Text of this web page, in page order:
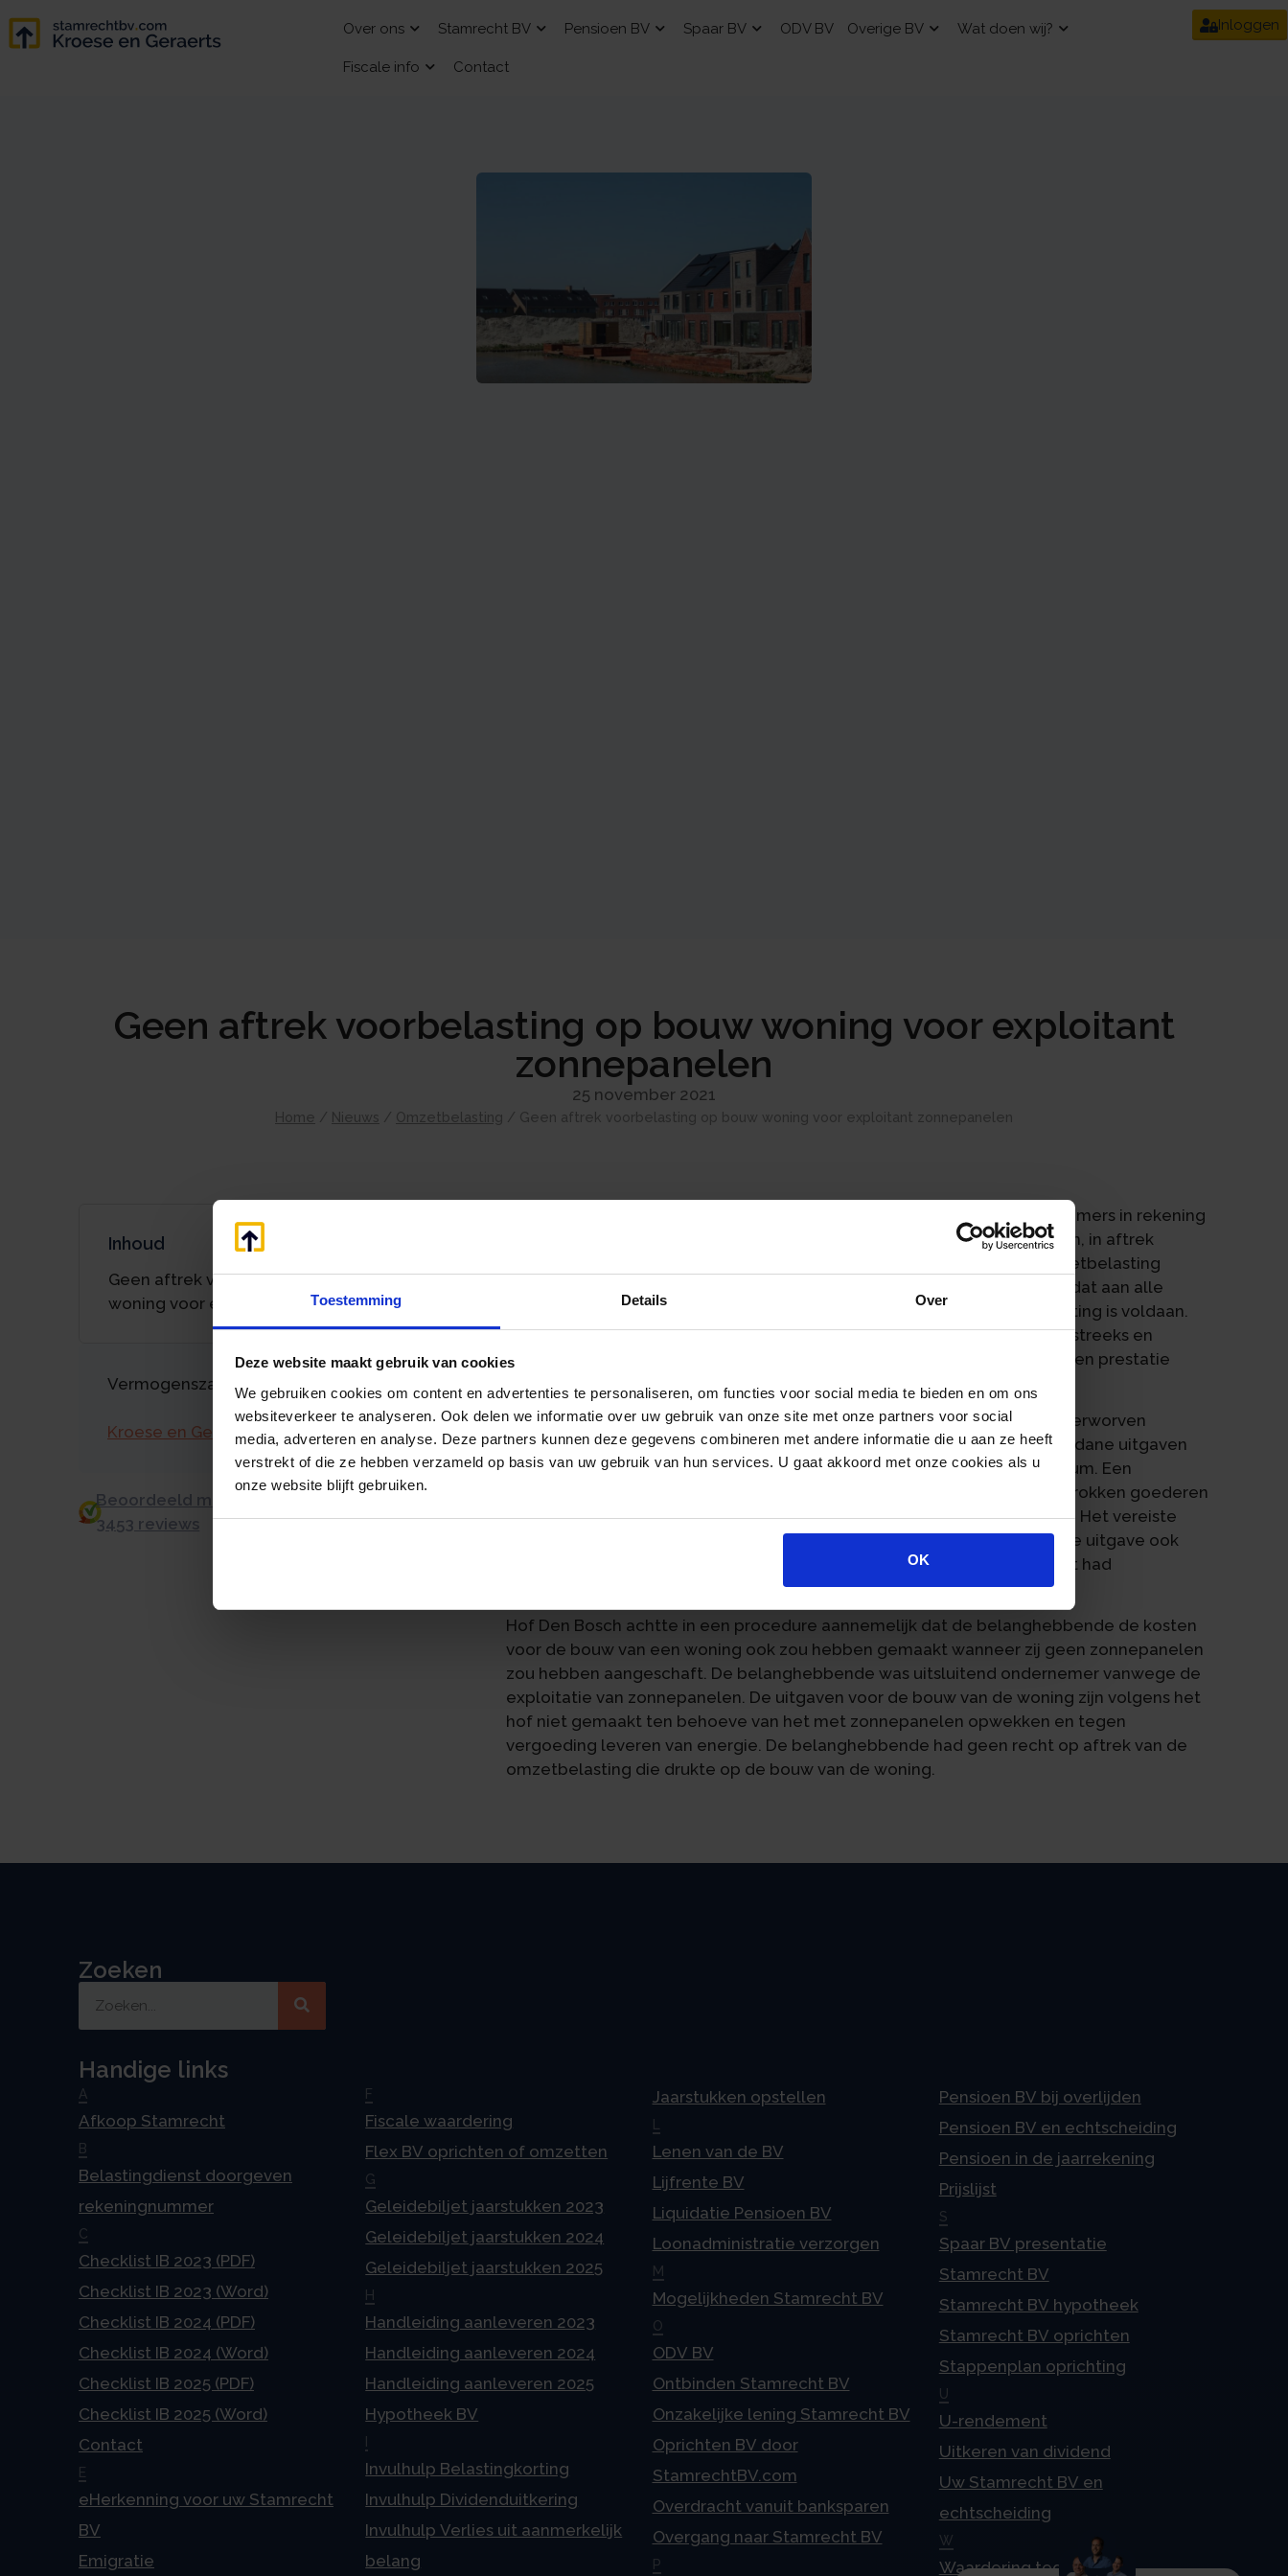
Toestemming Details Over
Deze website maakt gebruik van cookies
We gebruiken cookies om content en advertenties te personaliseren, om functies voor social media te bieden en om ons
websiteverkeer te analyseren. Ook delen we informatie over uw gebruik van onze site met onze partners voor social
media, adverteren en analyse. Deze partners kunnen deze gegevens combineren met andere informatie die u aan ze heeft
verstrekt of die ze hebben verzameld op basis van uw gebruik van hun services. U gaat akkoord met onze cookies als u
onze website blijft gebruiken.
OK
Over ons Stamrecht BV Pensioen BV Spaar BV ODV BV Overige BV Wat doen wij?
Fiscale info Contact
Inloggen
Geen aftrek voorbelasting op bouw woning voor exploitant
zonnepanelen
25 november 2021
Home / Nieuws / Omzetbelasting / Geen aftrek voorbelasting op bouw woning voor exploitant zonnepanelen
Inhoud
Geen aftrek voorbelasting op bouw
woning voor exploitant zonnepanelen
Vermogenszaken goed regelen?
Kroese en Geraerts
Beoordeeld met een 9.0 uit 10 op basis van
3453 reviews
Een ondernemer mag de omzetbelasting, die hem door andere ondernemers in rekening
is gebracht voor de levering van goederen of het verrichten van diensten, in aftrek
brengen voor zover hij de goederen en diensten gebruikt voor met omzetbelasting
belaste handelingen. De ondernemer moet aannemelijk kunnen maken dat aan alle
voorwaarden voor het uitoefenen van het recht op aftrek van voorbelasting is voldaan.
Een van deze voorwaarden is dat de in rekening gebrachte kosten rechtstreeks en
onmiddellijk verband houden met het jegens een ander verrichten van een prestatie
Het recht op aftrek van de omzetbelasting over in een eerder stadium verworven
goederen of diensten veronderstelt dat de voor de verwerving ervan gedane uitgaven
zijn opgenomen in de prijs van de belaste handelingen in een later stadium. Een
rechtstreeks en onmiddellijk verband is er ook als de kosten voor de betrokken goederen
en diensten deel uitmaken van de algemene kosten van de ondernemer. Het vereiste
rechtstreekse en onmiddellijke verband ontbreekt als de ondernemer de uitgave ook
zou hebben gedaan wanneer hij geen belastbare economische activiteit had
Hof Den Bosch achtte in een procedure aannemelijk dat de belanghebbende de kosten
voor de bouw van een woning ook zou hebben gemaakt wanneer zij geen zonnepanelen
zou hebben aangeschaft. De belanghebbende was uitsluitend ondernemer vanwege de
exploitatie van zonnepanelen. De uitgaven voor de bouw van de woning zijn volgens het
hof niet gemaakt ten behoeve van het met zonnepanelen opwekken en tegen
vergoeding leveren van energie. De belanghebbende had geen recht op aftrek van de
omzetbelasting die drukte op de bouw van de woning.
Zoeken
Handige links
A
Afkoop Stamrecht
B
Belastingdienst doorgeven
rekeningnummer
C
Checklist IB 2023 (PDF)
Checklist IB 2023 (Word)
Checklist IB 2024 (PDF)
Checklist IB 2024 (Word)
Checklist IB 2025 (PDF)
Checklist IB 2025 (Word)
Contact
E
eHerkenning voor uw Stamrecht
BV
Emigratie
F
Fiscale waardering
Flex BV oprichten of omzetten
G
Geleidebiljet jaarstukken 2023
Geleidebiljet jaarstukken 2024
Geleidebiljet jaarstukken 2025
H
Handleiding aanleveren 2023
Handleiding aanleveren 2024
Handleiding aanleveren 2025
Hypotheek BV
Invulhulp Belastingkorting
Invulhulp Dividenduitkering
Invulhulp Verlies uit aanmerkelijk
belang
Jaarstukken opstellen
Lenen van de BV
Lijfrente BV
Liquidatie Pensioen BV
Loonadministratie verzorgen
M
Mogelijkheden Stamrecht BV
O
ODV BV
Ontbinden Stamrecht BV
Onzakelijke lening Stamrecht BV
Oprichten BV door
StamrechtBV.com
Overdracht vanuit banksparen
Overgang naar Stamrecht BV
P
Pensioen BV bij overlijden
Pensioen BV en echtscheiding
Pensioen in de jaarrekening
Prijslijst
S
Spaar BV presentatie
Stamrecht BV
Stamrecht BV hypotheek
Stamrecht BV oprichten
Stappenplan oprichting
U
U-rendement
Uitkeren van dividend
Uw Stamrecht BV en
echtscheiding
W
Waardering tegen 4%